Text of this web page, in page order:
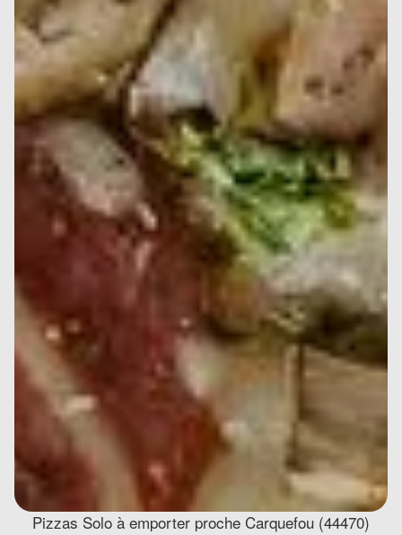
Pizzas Solo à emporter proche Carquefou (44470)